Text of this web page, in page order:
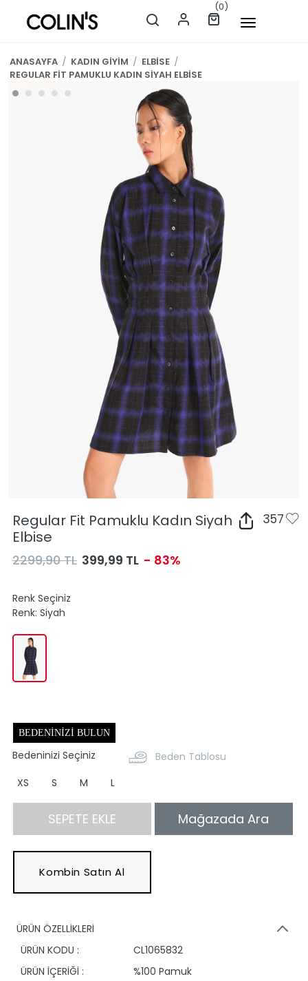
(0)
ANASAYFA / KADIN GİYİM / ELBİSE /
REGULAR FİT PAMUKLU KADIN SİYAH ELBİSE
Regular Fit Pamuklu Kadın Siyah
Elbise
357
2299,90 TL 399,99 TL - 83%
Renk Seçiniz
Renk: Siyah
BEDENINIZI BULUN
Bedeninizi Seçiniz
Beden Tablosu
XS
S M L
SEPETE EKLE Mağazada Ara
Kombin Satın Al
ÜRÜN ÖZELLİKLERİ
ÜRÜN KODU :
CL1065832
ÜRÜN İÇERİĞİ :
%100 Pamuk